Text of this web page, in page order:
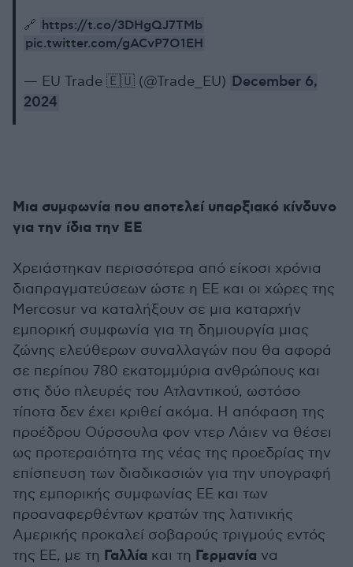
🔗 https://t.co/3DHgQJ7TMb
pic.twitter.com/gACvP7O1EH
— EU Trade 🇪🇺 (@Trade_EU) December 6,
2024
Μια συμφωνία που αποτελεί υπαρξιακό κίνδυνο
για την ίδια την ΕΕ
Χρειάστηκαν περισσότερα από είκοσι χρόνια
διαπραγματεύσεων ώστε η ΕΕ και οι χώρες της
Mercosur να καταλήξουν σε μια καταρχήν
εμπορική συμφωνία για τη δημιουργία μιας
ζώνης ελεύθερων συναλλαγών που θα αφορά
σε περίπου 780 εκατομμύρια ανθρώπους και
στις δύο πλευρές του Ατλαντικού, ωστόσο
τίποτα δεν έχει κριθεί ακόμα. Η απόφαση της
προέδρου Ούρσουλα φον ντερ Λάιεν να θέσει
ως προτεραιότητα της νέας της προεδρίας την
επίσπευση των διαδικασιών για την υπογραφή
της εμπορικής συμφωνίας ΕΕ και των
προαναφερθέντων κρατών της λατινικής
Αμερικής προκαλεί σοβαρούς τριγμούς εντός
της ΕΕ, με τη Γαλλία και τη Γερμανία να